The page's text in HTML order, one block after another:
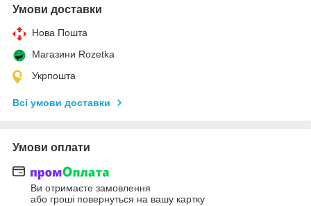
Умови доставки
Нова Пошта
Магазини Rozetka
Укрпошта
Всі умови доставки
Умови оплати
Ви отримаєте замовлення
або гроші повернуться на вашу картку